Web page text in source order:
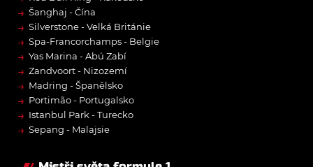
→ Šanghaj - Čína
→ Silverstone - Velká Británie
→ Spa-Francorchamps - Belgie
→ Yas Marina - Abú Zabí
→ Zandvoort - Nizozemí
→ Madring - Španělsko
→ Portimão - Portugalsko
→ Istanbul Park - Turecko
→ Sepang - Malajsie